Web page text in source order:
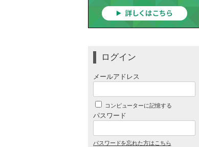
ログイン
メールアドレス
コンピューターに記憶する
パスワード
パスワードを忘れた方はこちら